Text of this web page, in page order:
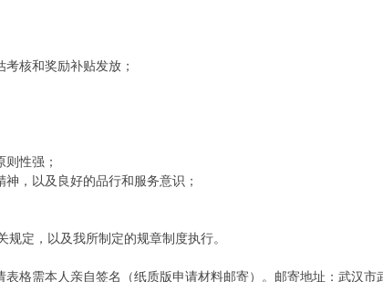
核和奖励补贴发放；
性强；
，以及良好的品行和服务意识；
定，以及我所制定的规章制度执行。
表格需本人亲自签名（纸质版申请材料邮寄）。邮寄地址：武汉